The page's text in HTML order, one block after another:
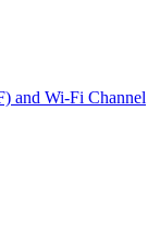
and Wi-Fi Channel